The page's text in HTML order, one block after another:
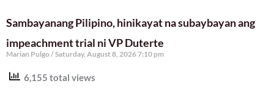
Sambayanang Pilipino, hinikayat na subaybayan ang
impeachment trial ni VP Duterte
Marian Pulgo Saturday, August 8, 2026 7:10 pm
6,155 total views